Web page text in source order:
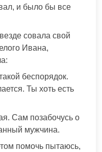
и было бы все
совала свой
Ивана,
беспорядок.
Ты хоть есть
Сам позабочусь о
мужчина.
помочь пытаюсь,